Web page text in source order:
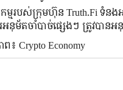
មរបស់ក្រុមហ៊ុន Truth.Fi ទំនង
នុម័តចាំបាច់ផ្សេងៗ ត្រូវបាន
ព៖ Crypto Economy